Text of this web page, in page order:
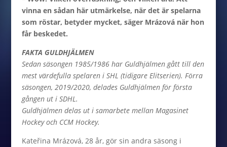
vinna en sådan här utmärkelse, när det är spelarna
som röstar, betyder mycket, säger Mrázová när hon
får beskedet.
FAKTA GULDHJÄLMEN
Sedan säsongen 1985/1986 har Guldhjälmen gått till den
mest värdefulla spelaren i SHL (tidigare Elitserien). Förra
säsongen, 2019/2020, delades Guldhjälmen för första
gången ut i SDHL.
Guldhjälmen delas ut i samarbete mellan Magasinet
Hockey och CCM Hockey.
Kateřina Mrázová, 28 år, gör sin andra säsong i